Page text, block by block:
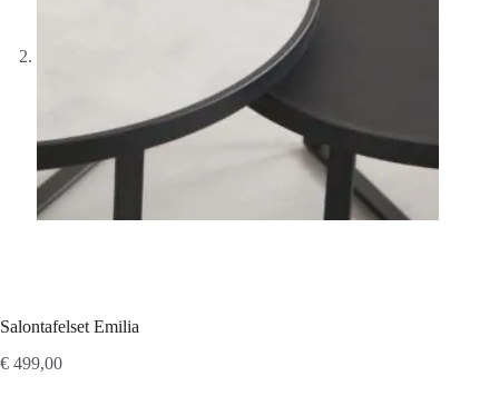
Salontafelset Emilia
€ 499,00